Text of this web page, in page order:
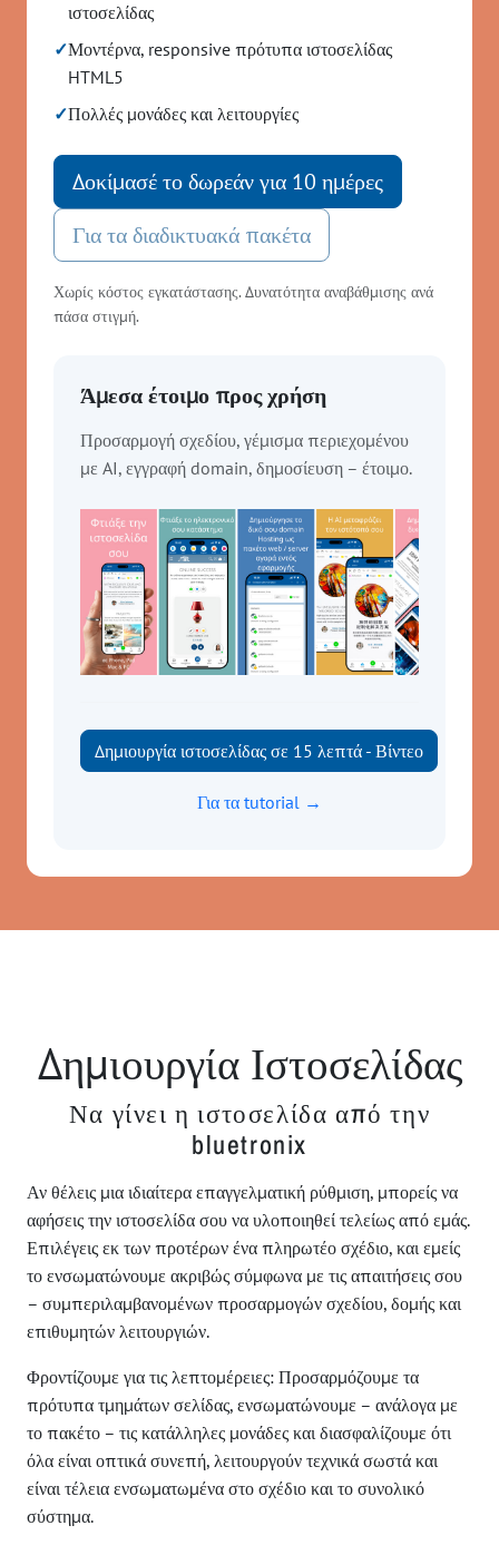
ιστοσελίδας
✓Μοντέρνα, responsive πρότυπα ιστοσελίδας
HTML5
✓Πολλές μονάδες και λειτουργίες
Δοκίμασέ το δωρεάν για 10 ημέρες
Για τα διαδικτυακά πακέτα
Χωρίς κόστος εγκατάστασης. Δυνατότητα αναβάθμισης ανά
πάσα στιγμή.
Άμεσα έτοιμο προς χρήση
Προσαρμογή σχεδίου, γέμισμα περιεχομένου
με AI, εγγραφή domain, δημοσίευση – έτοιμο.
Δημιουργία ιστοσελίδας σε 15 λεπτά - Βίντεο
Για τα tutorial →
Δημιουργία Ιστοσελίδας
Να γίνει η ιστοσελίδα από την
bluetronix
Αν θέλεις μια ιδιαίτερα επαγγελματική ρύθμιση, μπορείς να
αφήσεις την ιστοσελίδα σου να υλοποιηθεί τελείως από εμάς.
Επιλέγεις εκ των προτέρων ένα πληρωτέο σχέδιο, και εμείς
το ενσωματώνουμε ακριβώς σύμφωνα με τις απαιτήσεις σου
– συμπεριλαμβανομένων προσαρμογών σχεδίου, δομής και
επιθυμητών λειτουργιών.
Φροντίζουμε για τις λεπτομέρειες: Προσαρμόζουμε τα
πρότυπα τμημάτων σελίδας, ενσωματώνουμε – ανάλογα με
το πακέτο – τις κατάλληλες μονάδες και διασφαλίζουμε ότι
όλα είναι οπτικά συνεπή, λειτουργούν τεχνικά σωστά και
είναι τέλεια ενσωματωμένα στο σχέδιο και το συνολικό
σύστημα.